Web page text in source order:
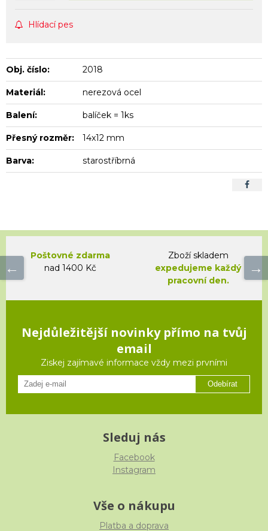
Hlídací pes
Obj. číslo: 2018
Materiál: nerezová ocel
Balení: balíček = 1ks
Přesný rozměr: 14x12 mm
Barva: starostříbrná
Poštovné zdarma
nad 1400 Kč
Zboží skladem
expedujeme každý
pracovní den.
Nejdůležitější novinky přímo na tvůj
email
Ziskej zajímavé informace vždy mezi prvními
Odebírat
Sleduj nás
Facebook
Instagram
Vše o nákupu
Platba a doprava